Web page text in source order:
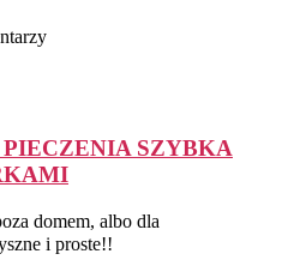
SZYBKA
domem, albo dla
i proste!!